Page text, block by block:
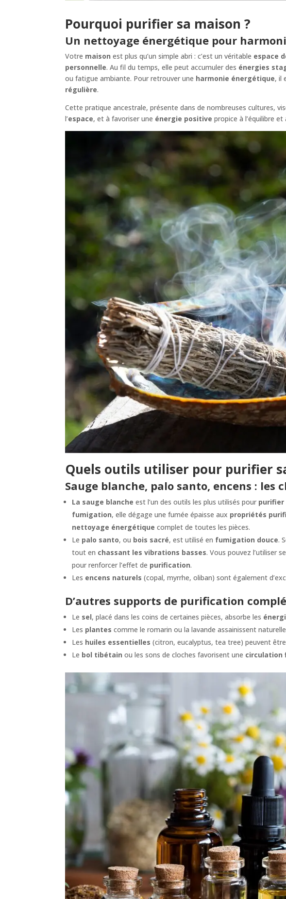
Pourquoi purifier sa maison ?
Un nettoyage énergétique pour
Votre maison est plus qu’un simple abri : c’est un véritable espace
personnelle. Au fil du temps, elle peut accumuler des énergies
ou fatigue ambiante. Pour retrouver une harmonie énergétique, il
régulière.
Cette pratique ancestrale, présente dans de nombreuses cultures,
l’espace, et à favoriser une énergie positive propice à l’équilibre
Quels outils utiliser pour purifier
Sauge blanche, palo santo, encens : les
La sauge blanche est l’un des outils les plus utilisés pour purifier
fumigation, elle dégage une fumée épaisse aux propriétés
nettoyage énergétique complet de toutes les pièces.
Le palo santo, ou bois sacré, est utilisé en fumigation douce.
tout en chassant les vibrations basses. Vous pouvez l’utiliser
pour renforcer l’effet de purification.
Les encens naturels (copal, myrrhe, oliban) sont également
D’autres supports de purification
Le sel, placé dans les coins de certaines pièces, absorbe les
Les plantes comme le romarin ou la lavande assainissent
Les huiles essentielles (citron, eucalyptus, tea tree) peuvent
Le bol tibétain ou les sons de cloches favorisent une circulation